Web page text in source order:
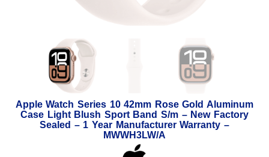
Apple Watch Series 10 42mm Rose Gold Aluminum
Case Light Blush Sport Band S/m – New Factory
Sealed – 1 Year Manufacturer Warranty –
MWWH3LW/A